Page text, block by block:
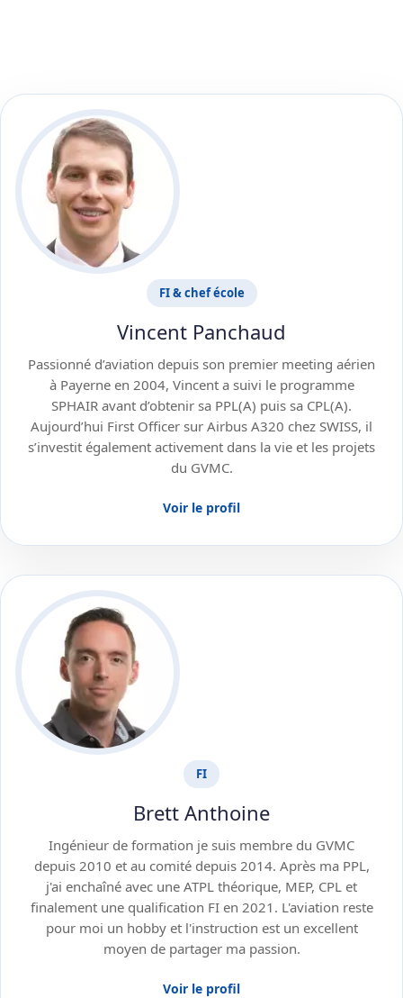
FI & chef école
Vincent Panchaud
Passionné d’aviation depuis son premier meeting aérien
à Payerne en 2004, Vincent a suivi le programme
SPHAIR avant d’obtenir sa PPL(A) puis sa CPL(A).
Aujourd’hui First Officer sur Airbus A320 chez SWISS, il
s’investit également activement dans la vie et les projets
du GVMC.
Voir le profil
FI
Brett Anthoine
Ingénieur de formation je suis membre du GVMC
depuis 2010 et au comité depuis 2014. Après ma PPL,
j'ai enchaîné avec une ATPL théorique, MEP, CPL et
finalement une qualification FI en 2021. L'aviation reste
pour moi un hobby et l'instruction est un excellent
moyen de partager ma passion.
Voir le profil